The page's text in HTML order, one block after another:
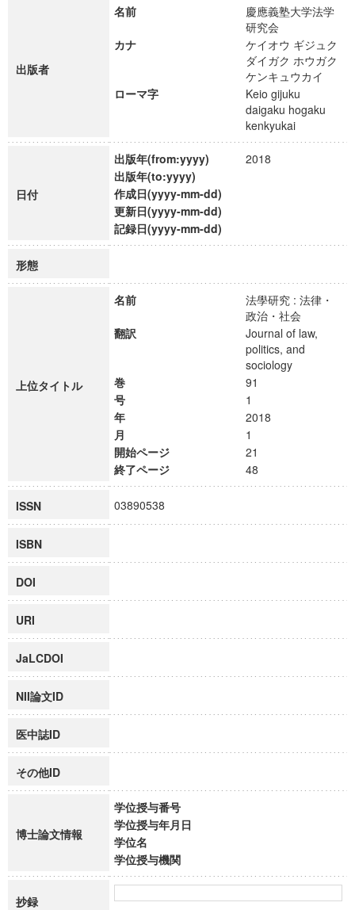
出版者
名前
慶應義塾大学法学
研究会
カナ
ケイオウ ギジュク
ダイガク ホウガク
ケンキュウカイ
ローマ字
Keio gijuku
daigaku hogaku
kenkyukai
日付
出版年(from:yyyy)
2018
出版年(to:yyyy)
作成日(yyyy-mm-dd)
更新日(yyyy-mm-dd)
記録日(yyyy-mm-dd)
形態
上位タイトル
名前
法學研究 : 法律・
政治・社会
翻訳
Journal of law,
politics, and
sociology
巻
91
号
1
年
2018
月
1
開始ページ
21
終了ページ
48
ISSN 03890538
ISBN
DOI
URI
JaLCDOI
NII論文ID
医中誌ID
その他ID
博士論文情報
学位授与番号
学位授与年月日
学位名
学位授与機関
抄録